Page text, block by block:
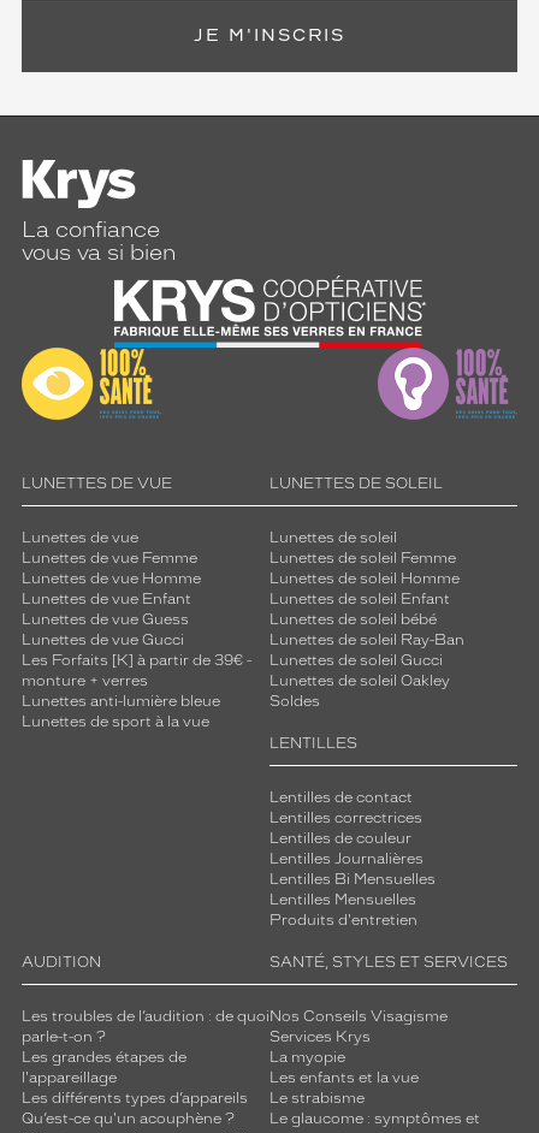
JE M'INSCRIS
La confiance
vous va si bien
LUNETTES DE VUE
Lunettes de vue
Lunettes de vue Femme
Lunettes de vue Homme
Lunettes de vue Enfant
Lunettes de vue Guess
Lunettes de vue Gucci
Les Forfaits [K] à partir de 39€ -
monture + verres
Lunettes anti-lumière bleue
Lunettes de sport à la vue
LUNETTES DE SOLEIL
Lunettes de soleil
Lunettes de soleil Femme
Lunettes de soleil Homme
Lunettes de soleil Enfant
Lunettes de soleil bébé
Lunettes de soleil Ray-Ban
Lunettes de soleil Gucci
Lunettes de soleil Oakley
Soldes
LENTILLES
Lentilles de contact
Lentilles correctrices
Lentilles de couleur
Lentilles Journalières
Lentilles Bi Mensuelles
Lentilles Mensuelles
Produits d'entretien
AUDITION
Les troubles de l’audition : de quoi
parle-t-on ?
Les grandes étapes de
l'appareillage
Les différents types d’appareils
Qu’est-ce qu'un acouphène ?
SANTÉ, STYLES ET SERVICES
Nos Conseils Visagisme
Services Krys
La myopie
Les enfants et la vue
Le strabisme
Le glaucome : symptômes et